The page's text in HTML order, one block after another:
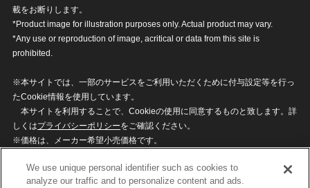
載をお断りします。
*Product image for illustration purposes only. Actual product may vary.
*Any use or reproduction of image, acritical or data from this site is
prohibited.
※本サイトでは、一部のサービスをご利用いただくために付与設定等を行っ
たCookie情報を使用しています。
本サイトを利用することで、Cookieの使用に同意するものと致します。詳
しくはプライバシーポリシーをご確認ください。
※価格は、メーカー希望小売価格です。
ざいますのでご了承ください。
We use unique personal identifier such as cookies to
analyze our traffic and to personalize content and ads.